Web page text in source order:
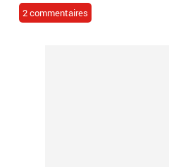
2 commentaires